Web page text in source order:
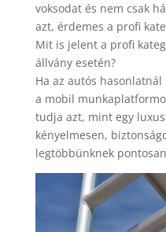
voksodat és nem csak
azt, érdemes a profi
Mit is jelent a profi
állvány esetén?
Ha az autós
a mobil
tudja azt, mint egy
kényelmesen,
legtöbbünknek